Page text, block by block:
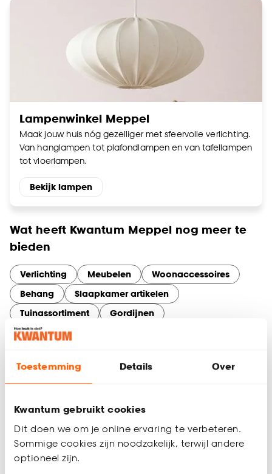
Toestemming Details Over
Kwantum gebruikt cookies
Dit doen we om je online ervaring te verbeteren.
Sommige cookies zijn noodzakelijk, terwijl andere
optioneel zijn.
Lampenwinkel Meppel
Maak jouw huis nóg gezelliger met sfeervolle verlichting.
Van hanglampen tot plafondlampen en van tafellampen
tot vloerlampen.
Bekijk lampen
Wat heeft Kwantum Meppel nog meer te
bieden
Verlichting Meubelen
Woonaccessoires
Behang
Slaapkamer artikelen
Tuinassortiment
Gordijnen
Services en diensten bij Kwantum Meppel
online bestelt en in de winkel ophaalt, thuisadvies nodig hebt
voor gordijnen op maat, of een artikel wilt retourneren – wij
maken het makkelijk.